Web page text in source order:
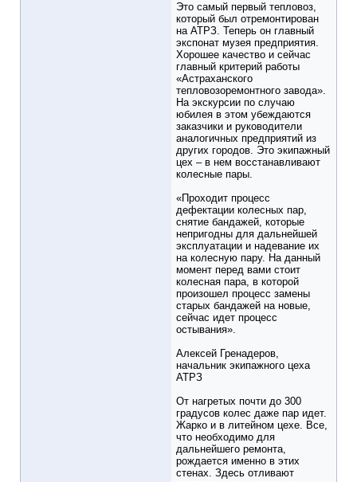
Это самый первый тепловоз,
который был отремонтирован
на АТРЗ. Теперь он главный
экспонат музея предприятия.
Хорошее качество и сейчас
главный критерий работы
«Астраханского
тепловозоремонтного завода».
На экскурсии по случаю
юбилея в этом убеждаются
заказчики и руководители
аналогичных предприятий из
других городов. Это экипажный
цех – в нем восстанавливают
колесные пары.
«Проходит процесс
дефектации колесных пар,
снятие бандажей, которые
непригодны для дальнейшей
эксплуатации и надевание их
на колесную пару. На данный
момент перед вами стоит
колесная пара, в которой
произошел процесс замены
старых бандажей на новые,
сейчас идет процесс
остывания».
Алексей Гренадеров,
начальник экипажного цеха
АТРЗ
От нагретых почти до 300
градусов колес даже пар идет.
Жарко и в литейном цехе. Все,
что необходимо для
дальнейшего ремонта,
рождается именно в этих
стенах. Здесь отливают